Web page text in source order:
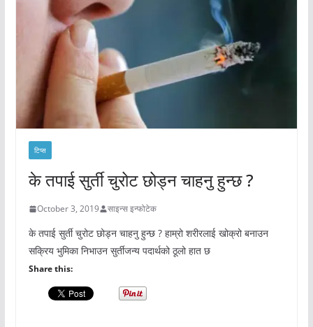
टिप्स
के तपाई सुर्ती चुरोट छोड्न चाहनु हुन्छ ?
October 3, 2019 साइन्स इन्फोटेक
के तपाई सुर्ती चुरोट छोड्न चाहनु हुन्छ ? हाम्रो शरीरलाई खोक्रो बनाउन
सक्रिय भुमिका निभाउन सुर्तीजन्य पदार्थको ठूलो हात छ
Share this: